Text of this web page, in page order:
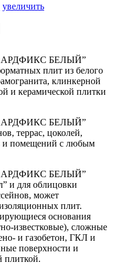
увеличить
БЕЛЫЙ”
плит из белого
клинкерной
и керамической плитки
БЕЛЫЙ”
террас, цоколей,
и помещений с любым
БЕЛЫЙ”
и для облицовки
может
плит.
основания
известковые), сложные
и газобетон, ГКЛ и
поверхности и
плиткой.